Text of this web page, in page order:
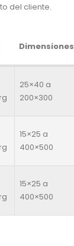
del cliente.
Dimensiones
25×40 a
200×300
15×25 a
400×500
15×25 a
400×500